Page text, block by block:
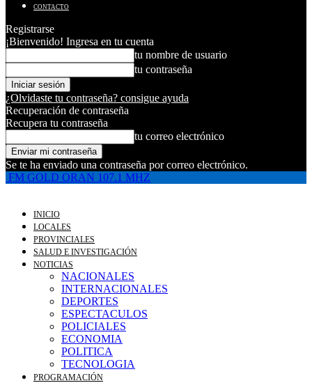
CONTACTO
Registrarse
¡Bienvenido! Ingresa en tu cuenta
tu nombre de usuario
tu contraseña
¿Olvidaste tu contraseña? consigue ayuda
Recuperación de contraseña
Recupera tu contraseña
tu correo electrónico
Se te ha enviado una contraseña por correo electrónico.
FM GOLD ORAN 107.1 MHZ
INICIO
LOCALES
PROVINCIALES
SALUD E INVESTIGACIÓN
NOTICIAS
NACIONALES
INTERNACIONALES
DEPORTES
ESPECTACULOS
POLICIALES
ECONOMIA
POLITICA
TECNOLOGIA
PROGRAMACIÓN